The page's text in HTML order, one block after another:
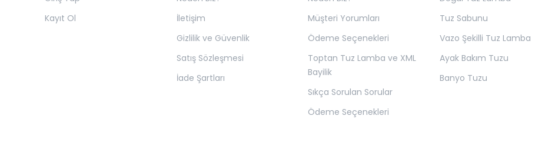
Kayıt Ol
İletişim
Gizlilik ve Güvenlik
Satış Sözleşmesi
İade Şartları
Müşteri Yorumları
Ödeme Seçenekleri
Toptan Tuz Lamba ve XML
Bayilik
Sıkça Sorulan Sorular
Ödeme Seçenekleri
Tuz Sabunu
Vazo Şekilli Tuz Lamba
Ayak Bakım Tuzu
Banyo Tuzu